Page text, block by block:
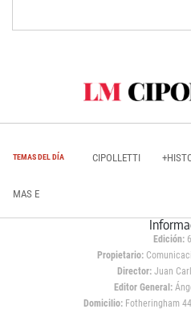
TEMAS DEL DÍA CIPOLLETTI
MAS E
Edición:
Propietario:
Director: Juan
Editor General:
Domicilio:Fotheringham